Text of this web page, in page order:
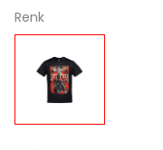
Renk